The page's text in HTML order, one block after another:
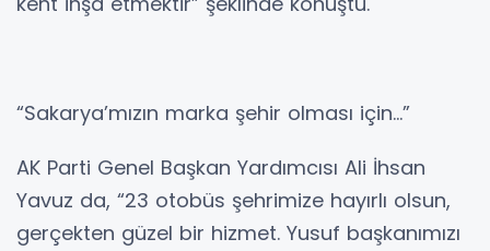
“Sakarya’mızın marka şehir olması için…”
AK Parti Genel Başkan Yardımcısı Ali İhsan
Yavuz da, “23 otobüs şehrimize hayırlı olsun,
gerçekten güzel bir hizmet. Yusuf başkanımızı